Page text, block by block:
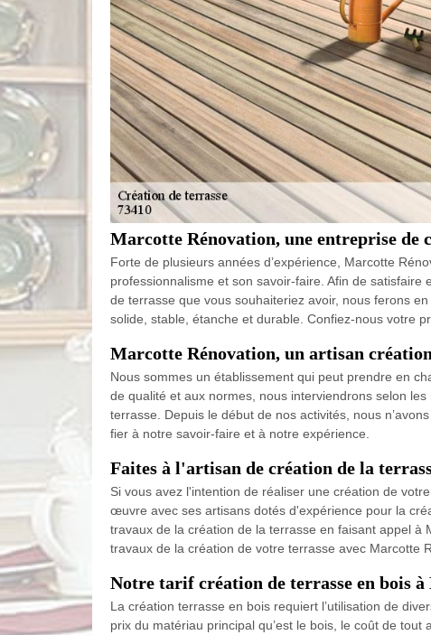
Marcotte Rénovation, une entreprise de
Forte de plusieurs années d’expérience, Marcotte
professionnalisme et son savoir-faire. Afin de
de terrasse que vous souhaiteriez avoir, nous ferons
solide, stable, étanche et durable. Confiez-nous votre
Marcotte Rénovation, un artisan
Nous sommes un établissement qui peut prendre en
de qualité et aux normes, nous interviendrons selon
terrasse. Depuis le début de nos activités, nous
fier à notre savoir-faire et à notre expérience.
Faites à l'artisan de création de la
Si vous avez l'intention de réaliser une création de
œuvre avec ses artisans dotés d'expérience pour la
travaux de la création de la terrasse en faisant appel
travaux de la création de votre terrasse avec Marcotte
Notre tarif création de terrasse en bois à
La création terrasse en bois requiert l’utilisation de
prix du matériau principal qu’est le bois, le coût de